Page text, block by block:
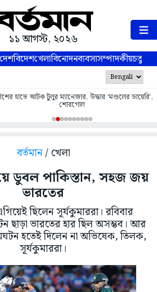
১১ আগস্ট, ২০২৬
দেশবিদেশখেলাবিনোদনব্যবসাসম্পাদকীয়
হাতে আটক টুলুর ম্যানেজার, উদ্ধার ‘মণ্ডলের ডায়েরি’,
শোরগোল
বর্তমান/ খেলা
ডুবল পাকিস্তান, সহজ জয়
ভারতের
ছিলেন সূর্যকুমাররা। রবিবার
ভারতের হার ছিল অসম্ভব। আর
হতেই দিলেন না অভিষেক, তিলক,
সূর্যকুমাররা।